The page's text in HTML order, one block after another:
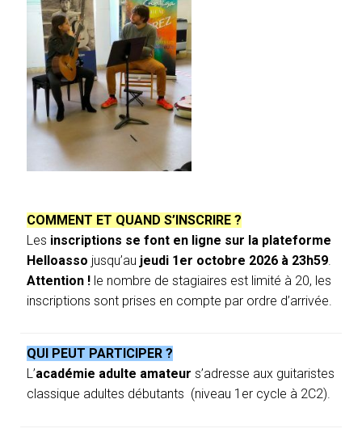
COMMENT ET QUAND S’INSCRIRE ?
Les inscriptions se font en ligne sur la plateforme
Helloasso jusqu’au jeudi 1er octobre 2026 à 23h59.
Attention ! le nombre de stagiaires est limité à 20, les
inscriptions sont prises en compte par ordre d’arrivée.
QUI PEUT PARTICIPER ?
L’académie adulte amateur s’adresse aux guitaristes
classique adultes débutants (niveau 1er cycle à 2C2).